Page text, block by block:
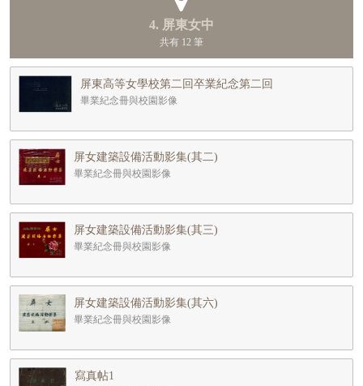
4. 屏東女中
共有 12 筆
屏東高等女學校第二回卒業紀念第二回
畢業紀念冊與校園影像
屏女建築設備活動影集(其二)
畢業紀念冊與校園影像
屏女建築設備活動影集(其三)
畢業紀念冊與校園影像
屏女建築設備活動影集(其六)
畢業紀念冊與校園影像
寫真帖1